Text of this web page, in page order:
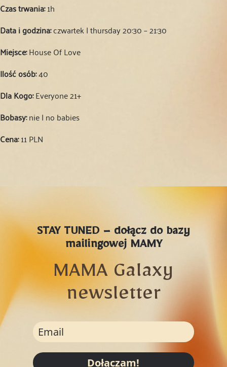
Czas trwania:1h
Data i godzina:czwartek | thursday 20:30 – 21:30
Miejsce:House Of Love
Ilość osób:40
Dla Kogo:Everyone 21+
Bobasy:nie | no babies
Cena:11 PLN
STAY TUNED – dołącz do bazy
mailingowej MAMY
MAMA Galaxy
newsletter
Dołączam!